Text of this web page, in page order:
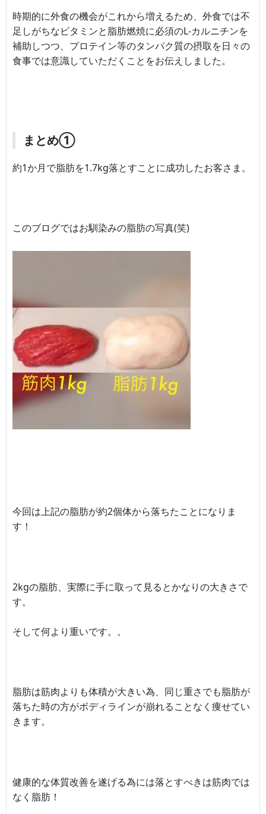
時期的に外食の機会がこれから増えるため、外食では不
足しがちなビタミンと脂肪燃焼に必須のL-カルニチンを
補助しつつ、プロテイン等のタンパク質の摂取を日々の
食事では意識していただくことをお伝えしました。
まとめ①
約1か月で脂肪を1.7kg落とすことに成功したお客さま。
このブログではお馴染みの脂肪の写真(笑)
今回は上記の脂肪が約2個体から落ちたことになりま
す！
2kgの脂肪、実際に手に取って見るとかなりの大きさで
す。
そして何より重いです。。
脂肪は筋肉よりも体積が大きい為、同じ重さでも脂肪が
落ちた時の方がボディラインが崩れることなく痩せてい
きます。
健康的な体質改善を遂げる為には落とすべきは筋肉では
なく脂肪！